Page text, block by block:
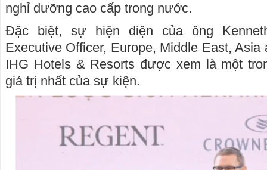
nghỉ dưỡng cao cấp trong nước.
Đặc biệt, sự hiện diện của ông
Executive Officer, Europe, Middle East,
IHG Hotels & Resorts được xem là một
giá trị nhất của sự kiện.